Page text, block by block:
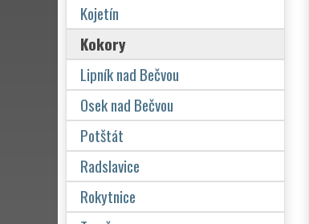
Kojetín
Kokory
Lipník nad Bečvou
Osek nad Bečvou
Potštát
Radslavice
Rokytnice